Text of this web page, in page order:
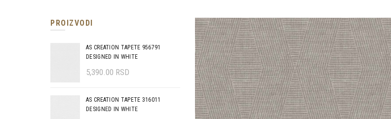
PROIZVODI
AS CREATION TAPETE 956791
DESIGNED IN WHITE
5,390.00 RSD
AS CREATION TAPETE 316011
DESIGNED IN WHITE